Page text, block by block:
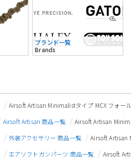
ブランド一覧
Brands
Airsoft Artisan Minimalistタイプ MCX フォー
Airsoft Artisan 商品一覧
Airsoft Artisan
外装アクセサリー 商品一覧
Airsoft Artisan
エアソフトガンパーツ 商品一覧 Airsoft